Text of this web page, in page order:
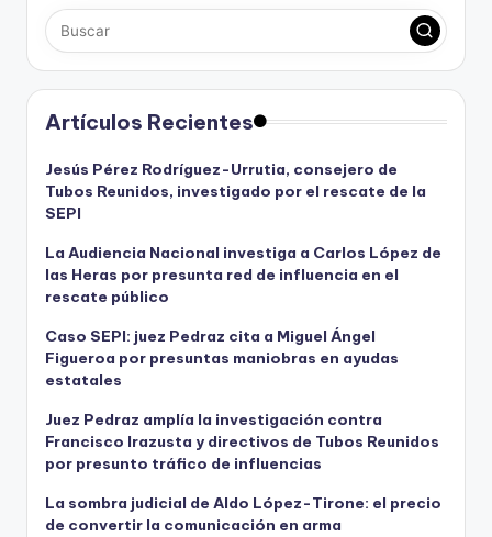
Artículos Recientes
Jesús Pérez Rodríguez-Urrutia, consejero de
Tubos Reunidos, investigado por el rescate de la
SEPI
La Audiencia Nacional investiga a Carlos López de
las Heras por presunta red de influencia en el
rescate público
Caso SEPI: juez Pedraz cita a Miguel Ángel
Figueroa por presuntas maniobras en ayudas
estatales
Juez Pedraz amplía la investigación contra
Francisco Irazusta y directivos de Tubos Reunidos
por presunto tráfico de influencias
La sombra judicial de Aldo López-Tirone: el precio
de convertir la comunicación en arma